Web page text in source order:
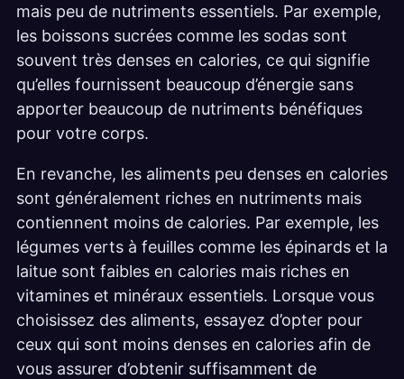
mais peu de nutriments essentiels. Par exemple,
les boissons sucrées comme les sodas sont
souvent très denses en calories, ce qui signifie
qu’elles fournissent beaucoup d’énergie sans
apporter beaucoup de nutriments bénéfiques
pour votre corps.
En revanche, les aliments peu denses en calories
sont généralement riches en nutriments mais
contiennent moins de calories. Par exemple, les
légumes verts à feuilles comme les épinards et la
laitue sont faibles en calories mais riches en
vitamines et minéraux essentiels. Lorsque vous
choisissez des aliments, essayez d’opter pour
ceux qui sont moins denses en calories afin de
vous assurer d’obtenir suffisamment de